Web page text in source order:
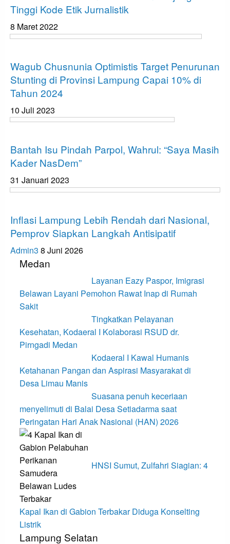
Tinggi Kode Etik Jurnalistik
8 Maret 2022
Wagub Chusnunia Optimistis Target Penurunan
Stunting di Provinsi Lampung Capai 10% di
Tahun 2024
10 Juli 2023
Bantah Isu Pindah Parpol, Wahrul: “Saya Masih
Kader NasDem”
31 Januari 2023
Inflasi Lampung Lebih Rendah dari Nasional,
Pemprov Siapkan Langkah Antisipatif
Admin3 8 Juni 2026
Medan
Layanan Eazy Paspor, Imigrasi
Belawan Layani Pemohon Rawat Inap di Rumah
Sakit
Tingkatkan Pelayanan
Kesehatan, Kodaeral I Kolaborasi RSUD dr.
Pirngadi Medan‎
Kodaeral I Kawal Humanis
Ketahanan Pangan dan Aspirasi Masyarakat di
Desa Limau Manis
Suasana penuh keceriaan
menyelimuti di Balai Desa Setiadarma saat
Peringatan Hari Anak Nasional (HAN) 2026
HNSI Sumut, Zulfahri Siagian: 4
Kapal Ikan di Gabion Terbakar Diduga Konselting
Listrik
Lampung Selatan